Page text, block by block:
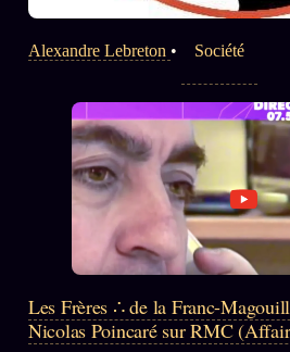
Alexandre Lebreton • Société
Les Frères ∴ de la Franc-
Nicolas Poincaré sur RMC